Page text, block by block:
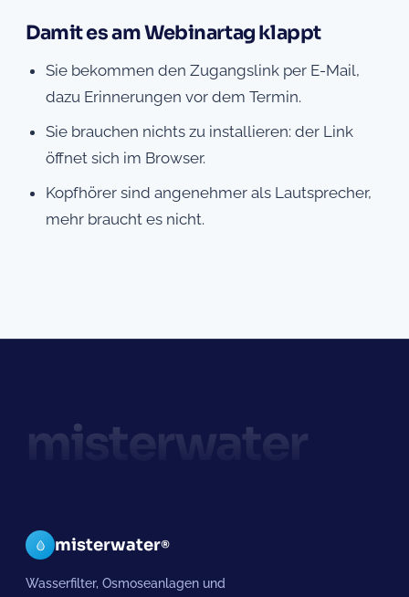
Damit es am Webinartag klappt
Sie bekommen den Zugangslink per E-Mail,
dazu Erinnerungen vor dem Termin.
Sie brauchen nichts zu installieren: der Link
öffnet sich im Browser.
Kopfhörer sind angenehmer als Lautsprecher,
mehr braucht es nicht.
misterwater
misterwater®
Wasserfilter, Osmoseanlagen und